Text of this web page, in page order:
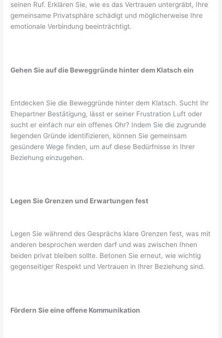
seinen Ruf. Erklären Sie, wie es das Vertrauen untergräbt, Ihre
gemeinsame Privatsphäre schädigt und möglicherweise Ihre
emotionale Verbindung beeinträchtigt.
Gehen Sie auf die Beweggründe hinter dem Klatsch ein
Entdecken Sie die Beweggründe hinter dem Klatsch. Sucht Ihr
Ehepartner Bestätigung, lässt er seiner Frustration Luft oder
sucht er einfach nur ein offenes Ohr? Indem Sie die zugrunde
liegenden Gründe identifizieren, können Sie gemeinsam
gesündere Wege finden, um auf diese Bedürfnisse in Ihrer
Beziehung einzugehen.
Legen Sie Grenzen und Erwartungen fest
Legen Sie während des Gesprächs klare Grenzen fest, was mit
anderen besprochen werden darf und was zwischen Ihnen
beiden privat bleiben sollte. Betonen Sie erneut, wie wichtig
gegenseitiger Respekt und Vertrauen in Ihrer Beziehung sind.
Fördern Sie eine offene Kommunikation